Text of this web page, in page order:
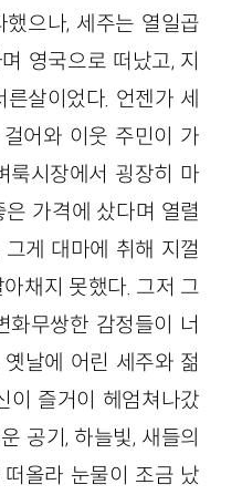
으나, 세주는 열일곱
영국으로 떠났고, 지
살이었다. 언젠가 세
어와 이웃 주민이 가
룩시장에서 굉장히 마
가격에 샀다며 열렬
게 대마에 취해 지껄
채지 못했다. 그저 그
화무쌍한 감정들이 너
날에 어린 세주와 젊
이 즐거이 헤엄쳐나갔
공기, 하늘빛, 새들의
올라 눈물이 조금 났